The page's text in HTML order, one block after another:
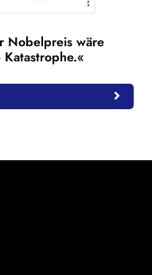
Nobelpreis wäre
Katastrophe.«